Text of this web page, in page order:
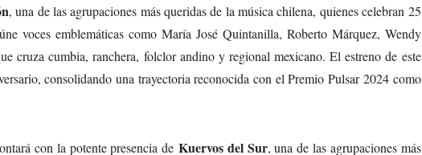
, una de las agrupaciones más queridas de la música chilena, quienes celebran 25
voces emblemáticas como María José Quintanilla, Roberto Márquez, Wendy
cruza cumbia, ranchera, folclor andino y regional mexicano. El estreno de este
consolidando una trayectoria reconocida con el Premio Pulsar 2024 como
con la potente presencia deKuervos del Sur, una de las agrupaciones más